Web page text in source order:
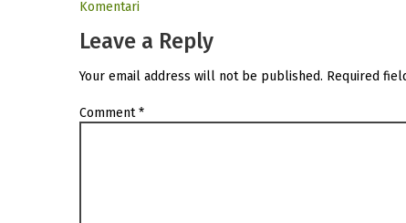
Komentari
Leave a Reply
Your email address will not be published. Required
Comment*